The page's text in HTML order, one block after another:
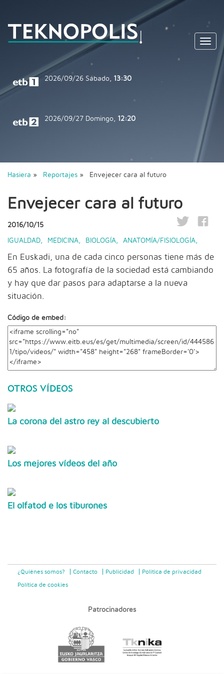
2026/09/26 Sábado, 13:30
2026/09/27 Domingo, 12:20
Hasiera » Reportajes » Envejecer cara al futuro
Envejecer cara al futuro
2016/10/15
IGUALDAD MEDICINA BIOLOGÍA ANATOMÍA/FISIOLOGÍA
En Euskadi, una de cada cinco personas tiene más de
65 años. La fotografía de la sociedad está cambiando
y hay que dar pasos para adaptarse a la nueva
situación.
Código de embed:
OTROS VÍDEOS
La corona del astro rey al descubierto
Los mejores vídeos del año
El olfatod e los tiburones
¿Quiénes somos? Contacto Publicidad Politica de privacidad
Política de cookies
Patrocinadores